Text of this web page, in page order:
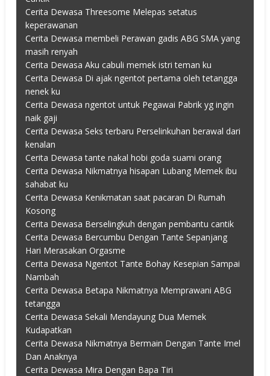
Cerita Dewasa Threesome Melepas setatus
keperawanan
Cerita Dewasa membeli Perawan gadis ABG SMA yang
masih renyah
Cerita Dewasa Aku cabuli memek istri teman ku
Cerita Dewasa Di ajak ngentot pertama oleh tetangga
nenek ku
Cerita Dewasa ngentot untuk Pegawai Pabrik yg ingin
naik gaji
Cerita Dewasa Seks terbaru Perselinkuhan berawal dari
kenalan
Cerita Dewasa tante nakal hobi goda suami orang
Cerita Dewasa Nikmatnya hisapan Lubang Memek ibu
sahabat ku
Cerita Dewasa Kenikmatan saat pacaran Di Rumah
Kosong
Cerita Dewasa Berselingkuh dengan pembantu cantik
Cerita Dewasa Bercumbu Dengan Tante Sepanjang
Hari Merasakan Orgasme
Cerita Dewasa Ngentot Tante Bohay Kesepian Sampai
Nambah
Cerita Dewasa Betapa Nikmatnya Memprawani ABG
tetangga
Cerita Dewasa Sekali Mendayung Dua Memek
Kudapatkan
Cerita Dewasa Nikmatnya Bermain Dengan Tante Imel
Dan Anaknya
Cerita Dewasa Mira Dengan Bapa Tiri